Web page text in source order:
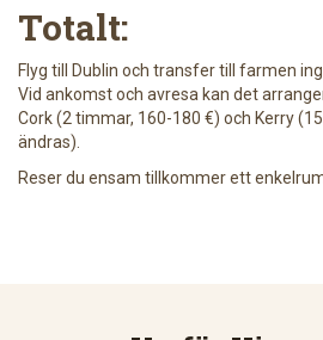
Totalt:
Flyg till Dublin och transfer till farmen
Vid ankomst och avresa kan det
Cork (2 timmar, 160-180 €) och Kerry
ändras).
Reser du ensam tillkommer ett